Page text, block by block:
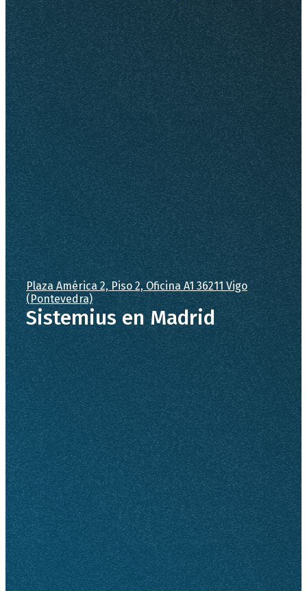
Plaza América 2, Piso 2, Oficina A1 36211 Vigo
(Pontevedra)
Sistemius en Madrid